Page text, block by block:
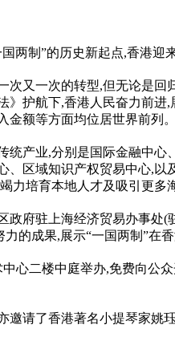
两制 ”的历史新起点,香港迎
次又一次的转型,但无论是回
护航下,香港人民奋力前进,
金额等方面均位居世界前列。
统产业,分别是国际金融中心
区域知识产权贸易中心,
力培育本地人才及吸引更
政府驻上海经济贸易办事处(
力的成果,展示“一国两制 ”在
心二楼中庭举办,免费向公
邀请了香港著名小提琴家